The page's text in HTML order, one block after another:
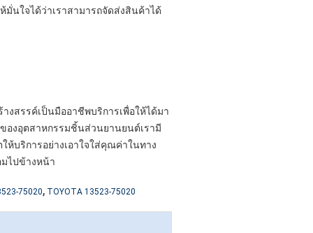
นใจได้ว่าเราสามารถจัดส่งสินค้าได้
สรรค์เป็นมืออาชีพบริการเพื่อให้ได้มา
องอุตสาหกรรมชิ้นส่วนยานยนต์เรามี
ห้บริการอย่างเอาใจใส่คุณค่าในทาง
ไปข้างหน้า
75020, TOYOTA 13523-75020